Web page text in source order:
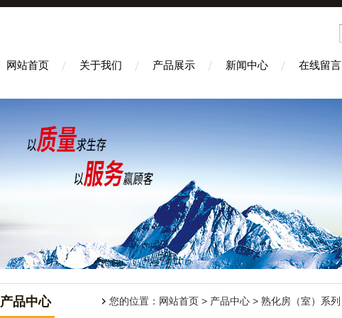
网站首页 关于我们 产品展示 新闻中心 在线留言
产品中心 您的位置： 网站首页 > 产品中心 > 熟化房（室）系列